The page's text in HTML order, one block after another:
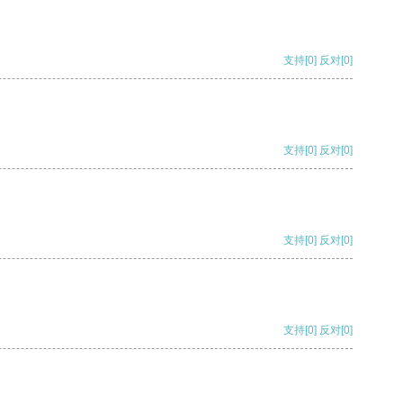
支持[0] 反对[0]
支持[0] 反对[0]
支持[0] 反对[0]
支持[0] 反对[0]